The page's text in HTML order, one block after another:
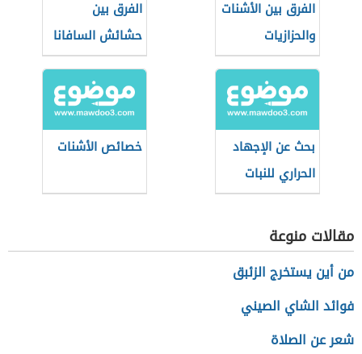
الفرق بين الأشنات
والحزازيات
الفرق بين
حشائش السافانا
والاستبس
بحث عن الإجهاد
الحراري للنبات
خصائص الأشنات
مقالات منوعة
من أين يستخرج الزئبق
فوائد الشاي الصيني
شعر عن الصلاة